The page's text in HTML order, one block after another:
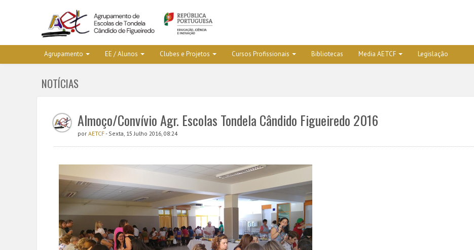
Agrupamento EE / Alunos Clubes e Projetos Cursos Profissionais Bibliotecas Media AETCF Legislação
NOTÍCIAS
Almoço/Convívio Agr. Escolas Tondela Cândido Figueiredo 2016
por AETCF- Sexta, 15 Julho 2016, 08:24